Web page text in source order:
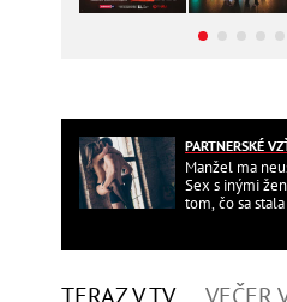
PARTNERSKÉ
Manžel ma
Sex s inými
tom, čo sa
TERAZ V TV VEČER